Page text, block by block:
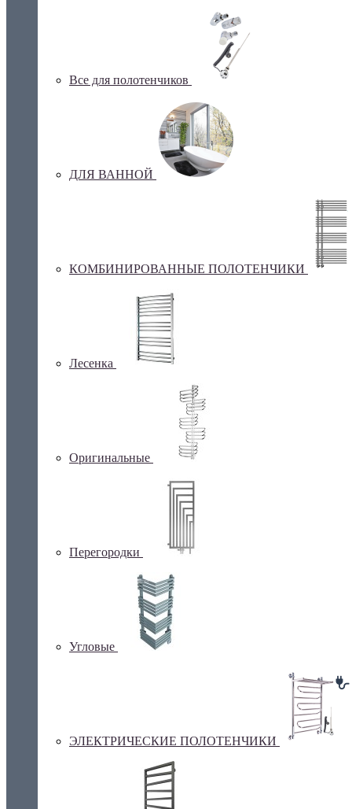
Все для полотенчиков
ДЛЯ ВАННОЙ
КОМБИНИРОВАННЫЕ ПОЛОТЕНЧИКИ
Лесенка
Оригинальные
Перегородки
Угловые
ЭЛЕКТРИЧЕСКИЕ ПОЛОТЕНЧИКИ